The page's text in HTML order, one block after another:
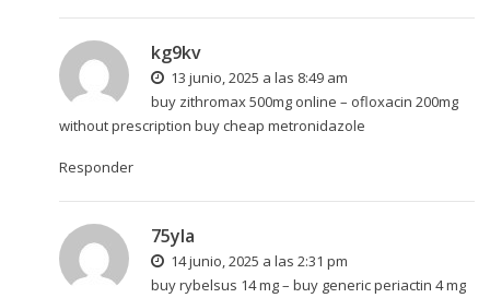
kg9kv
13 junio, 2025 a las 8:49 am
buy zithromax 500mg online – ofloxacin 200mg
without prescription buy cheap metronidazole
Responder
75yla
14 junio, 2025 a las 2:31 pm
buy rybelsus 14 mg – buy generic periactin 4 mg